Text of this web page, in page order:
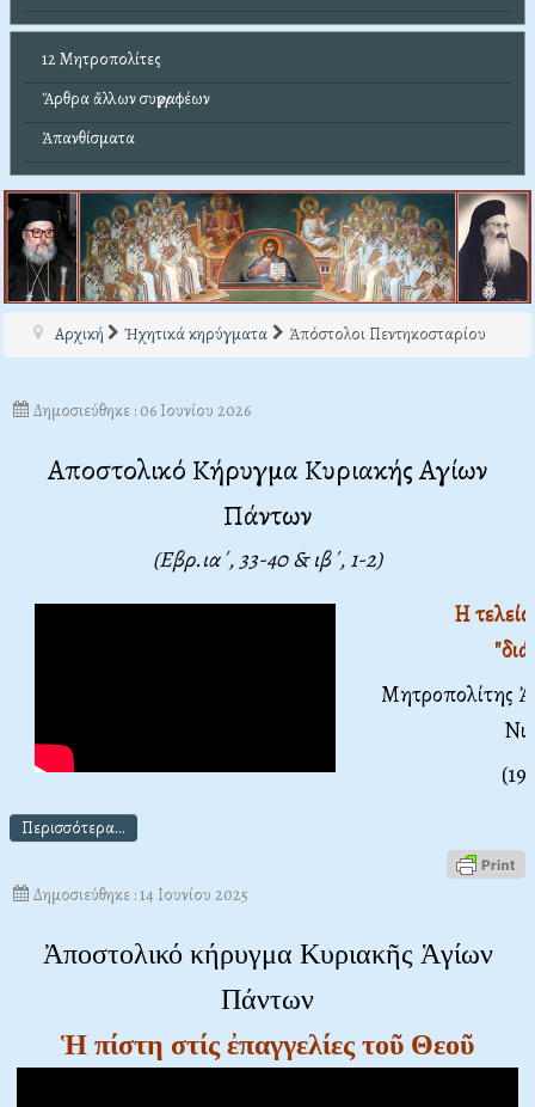
12 Μητροπολίτες
Ἄρθρα ἄλλων συγγραφέων
Ἀπανθίσματα
Αρχική Ἠχητικά κηρύγματα Ἀπόστολοι Πεντηκοσταρίου
Δημοσιεύθηκε : 06 Ιουνίου 2026
Αποστολικό Κήρυγμα Κυριακής Αγίων
Πάντων
(Εβρ.ια΄, 33-40 & ιβ΄, 1-2)
Η
Μητροπολίτης
Περισσότερα...
Δημοσιεύθηκε : 14 Ιουνίου 2025
Ἀποστολικό κήρυγμα Κυριακῆς Ἁγίων
Πάντων
Ἡ πίστη στίς ἐπαγγελίες τοῦ Θεοῦ